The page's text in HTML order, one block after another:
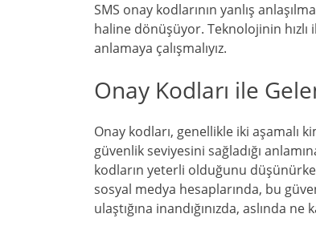
SMS onay kodlarının yanlış
haline dönüşüyor. Teknolojinin
anlamaya çalışmalıyız.
Onay Kodları ile
Onay kodları, genellikle iki aşamalı
güvenlik seviyesini sağladığı
kodların yeterli olduğunu
sosyal medya hesaplarında, bu
ulaştığına inandığınızda, aslında